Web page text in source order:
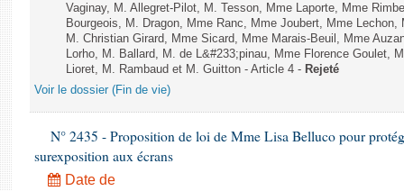
Vaginay, M. Allegret-Pilot, M. Tesson, Mme Laporte, Mme
Bourgeois, M. Dragon, Mme Ranc, Mme Joubert, Mme
M. Christian Girard, Mme Sicard, Mme Marais-Beuil, Mme
Lorho, M. Ballard, M. de L&#233;pinau, Mme Florence Goulet,
Lioret, M. Rambaud et M. Guitton - Article 4 - Rejeté
Voir le dossier (Fin de vie)
N° 2435 - Proposition de loi de Mme Lisa Belluco pour
surexposition aux écrans
Date de